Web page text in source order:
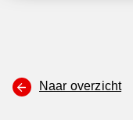
Naar overzicht